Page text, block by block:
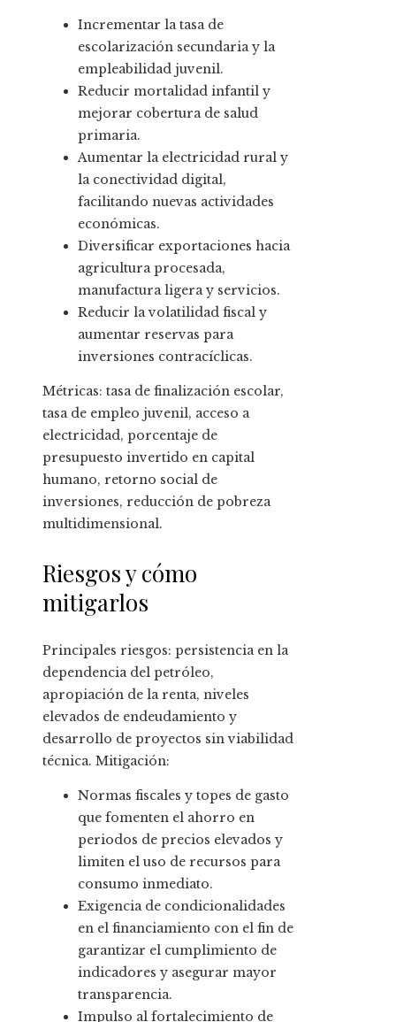
Incrementar la tasa de
escolarización secundaria y la
empleabilidad juvenil.
Reducir mortalidad infantil y
mejorar cobertura de salud
primaria.
Aumentar la electricidad rural y
la conectividad digital,
facilitando nuevas actividades
económicas.
Diversificar exportaciones hacia
agricultura procesada,
manufactura ligera y servicios.
Reducir la volatilidad fiscal y
aumentar reservas para
inversiones contracíclicas.
Métricas: tasa de finalización escolar,
tasa de empleo juvenil, acceso a
electricidad, porcentaje de
presupuesto invertido en capital
humano, retorno social de
inversiones, reducción de pobreza
multidimensional.
Riesgos y cómo
mitigarlos
Principales riesgos: persistencia en la
dependencia del petróleo,
apropiación de la renta, niveles
elevados de endeudamiento y
desarrollo de proyectos sin viabilidad
técnica. Mitigación:
Normas fiscales y topes de gasto
que fomenten el ahorro en
periodos de precios elevados y
limiten el uso de recursos para
consumo inmediato.
Exigencia de condicionalidades
en el financiamiento con el fin de
garantizar el cumplimiento de
indicadores y asegurar mayor
transparencia.
Impulso al fortalecimiento de